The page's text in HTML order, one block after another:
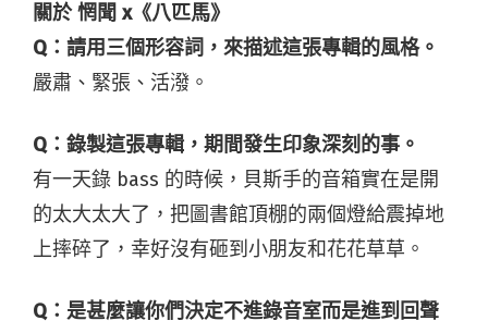
關於 惘聞 x《八匹馬》
Q：請用三個形容詞，來描述這張專輯的風格。
嚴肅、緊張、活潑。
Q：錄製這張專輯，期間發生印象深刻的事。
有一天錄 bass 的時候，貝斯手的音箱實在是開
的太大太大了，把圖書館頂棚的兩個燈給震掉地
上摔碎了，幸好沒有砸到小朋友和花花草草。
Q：是甚麼讓你們決定不進錄音室而是進到回聲